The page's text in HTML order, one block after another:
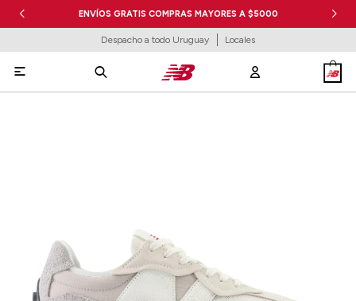
ENVÍOS GRATIS COMPRAS MAYORES A $5000
Despacho a todo Uruguay Locales
